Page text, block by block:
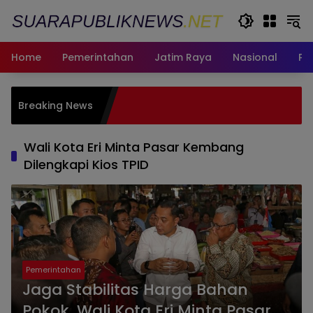
Home
Pemerintahan Jatim Raya Nasional
Breaking News
Fasum
Wali Kota Eri Minta Pasar Kembang
Dilengkapi Kios TPID
Pemerintahan
Jaga Stabilitas Harga Bahan